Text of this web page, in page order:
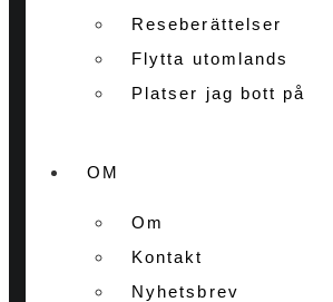
Reseberättelser
Flytta utomlands
Platser jag bott på
OM
Om
Kontakt
Nyhetsbrev